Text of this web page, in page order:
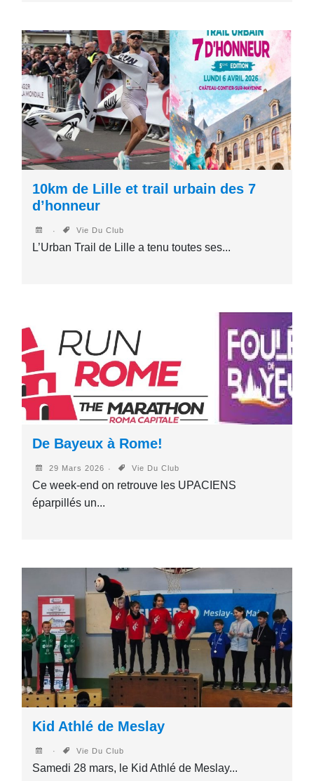
10km de Lille et trail urbain des 7
d’honneur
Vie Du Club
L’Urban Trail de Lille a tenu toutes ses...
De Bayeux à Rome!
29 Mars 2026 Vie Du Club
Ce week-end on retrouve les UPACIENS
éparpillés un...
Kid Athlé de Meslay
Vie Du Club
Samedi 28 mars, le Kid Athlé de Meslay...